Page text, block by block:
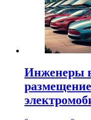
Инженеры